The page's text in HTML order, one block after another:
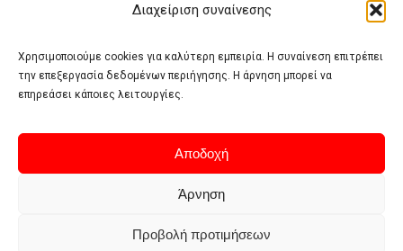
Διαχείριση συναίνεσης
Χρησιμοποιούμε cookies για καλύτερη εμπειρία. Η συναίνεση επιτρέπει
την επεξεργασία δεδομένων περιήγησης. Η άρνηση μπορεί να
επηρεάσει κάποιες λειτουργίες.
Αποδοχή
Άρνηση
Προβολή προτιμήσεων
Πολυτέλεια δεν είναι το αντίθετο της ανέχειας, είναι το αντίθετο της
Terms of use Privacy policy Cookie policy